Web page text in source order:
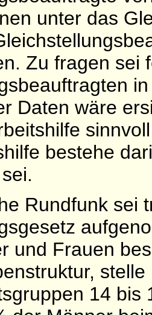
unter das
Zu fragen sei
Daten wäre
bestehe
Rundfunk sei
und Frauen
14